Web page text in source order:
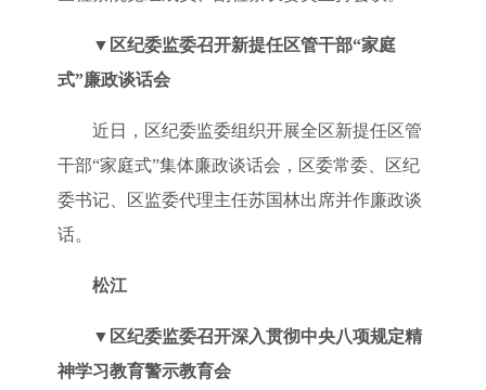
▼ 区纪委监委召开新提任区管干部“家庭
式”廉政谈话会
近日，区纪委监委组织开展全区新提任区管
干部“家庭式”集体廉政谈话会，区委常委、区纪
委书记、区监委代理主任苏国林出席并作廉政谈
话。
松江
▼ 区纪委监委召开深入贯彻中央八项规定精
神学习教育警示教育会